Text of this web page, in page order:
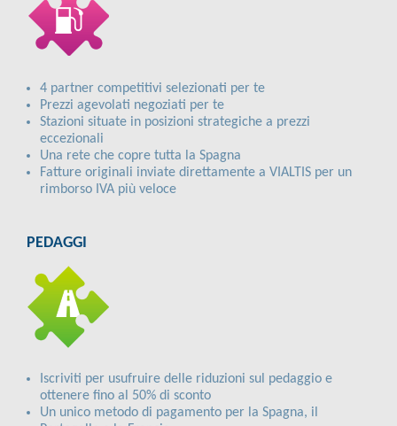
4 partner competitivi selezionati per te
Prezzi agevolati negoziati per te
Stazioni situate in posizioni strategiche a prezzi
eccezionali
Una rete che copre tutta la Spagna
Fatture originali inviate direttamente a VIALTIS per un
rimborso IVA più veloce
PEDAGGI
Iscriviti per usufruire delle riduzioni sul pedaggio e
ottenere fino al 50% di sconto
Un unico metodo di pagamento per la Spagna, il